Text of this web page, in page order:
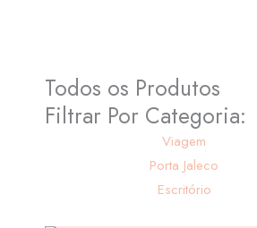
Todos os Produtos
Filtrar Por Categoria:
Viagem
Porta Jaleco
Escritório